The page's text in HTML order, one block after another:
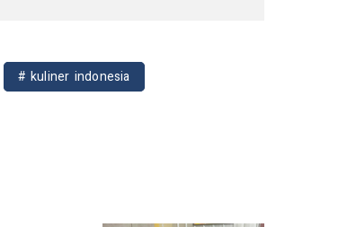
# kuliner indonesia